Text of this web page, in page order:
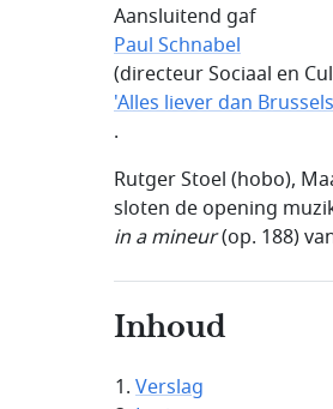
Aansluitend gaf
Paul Schnabel
(directeur Sociaal en
'Alles liever dan
.
Rutger Stoel (hobo),
sloten de opening
in a mineur(op. 188)
Inhoud
Verslag